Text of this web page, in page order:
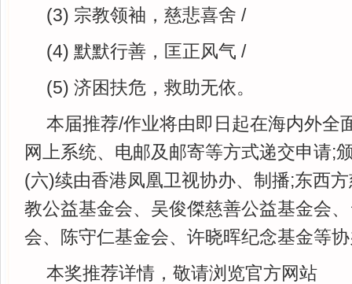
(3) 宗教领袖，慈悲喜舍 /
(4) 默默行善，匡正风气 /
(5) 济困扶危，救助无依。
本届推荐/作业将由即日起在海内外全
网上系统、电邮及邮寄等方式递交申请;
(六)续由香港凤凰卫视协办、制播;东西
教公益基金会、吴俊傑慈善公益基金会
会、陈守仁基金会、许晓晖纪念基金等
本奖推荐详情，敬请浏览官方网站